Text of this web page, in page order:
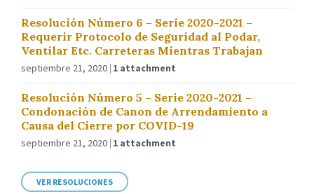
Resolución Número 6 – Serie 2020-2021 –
Requerir Protocolo de Seguridad al Podar,
Ventilar Etc. Carreteras Mientras Trabajan
septiembre 21, 2020 1 attachment
Resolución Número 5 – Serie 2020-2021 –
Condonación de Canon de Arrendamiento a
Causa del Cierre por COVID-19
septiembre 21, 2020 1 attachment
VER RESOLUCIONES